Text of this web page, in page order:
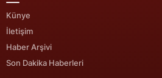
Künye
İletişim
Haber Arşivi
Son Dakika Haberleri